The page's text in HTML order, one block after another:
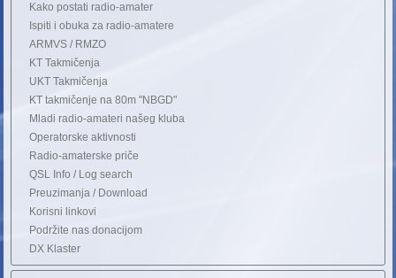
Kako postati radio-amater
Ispiti i obuka za radio-amatere
ARMVS / RMZO
KT Takmičenja
UKT Takmičenja
KT takmičenje na 80m "NBGD"
Mladi radio-amateri našeg kluba
Operatorske aktivnosti
Radio-amaterske priče
QSL Info / Log search
Preuzimanja / Download
Korisni linkovi
Podržite nas donacijom
DX Klaster